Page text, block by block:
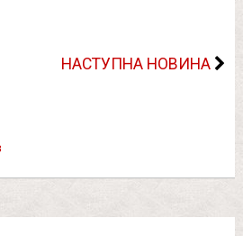
НАСТУПНА НОВИНА